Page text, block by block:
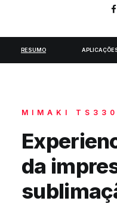
RESUMO
MIMAKI
da